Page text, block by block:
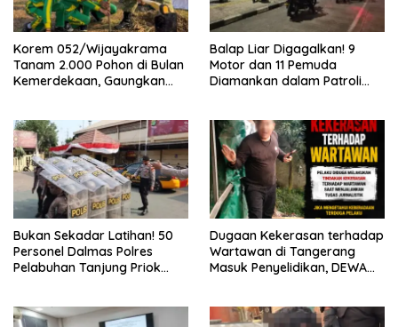
Korem 052/Wijayakrama
Tanam 2.000 Pohon di Bulan
Kemerdekaan, Gaungkan
Balap Liar Digagalkan! 9
Motor dan 11 Pemuda
Diamankan dalam Patroli
Bukan Sekadar Latihan! 50
Personel Dalmas Polres
Pelabuhan Tanjung Priok
Dugaan Kekerasan terhadap
Wartawan di Tangerang
Masuk Penyelidikan, DEWA